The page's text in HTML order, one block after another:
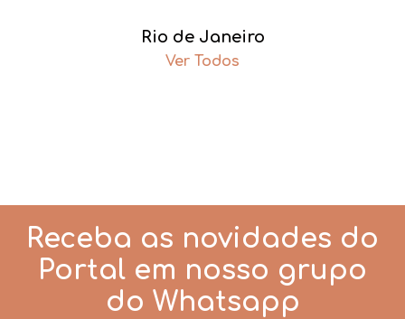
Rio de Janeiro
Ver Todos
Receba as novidades do
Portal em nosso grupo
do Whatsapp